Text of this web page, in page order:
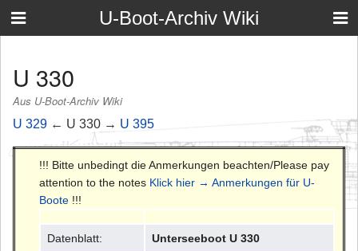
U-Boot-Archiv Wiki
U 330
Aus U-Boot-Archiv Wiki
U 329 ← U 330 → U 395
!!! Bitte unbedingt die Anmerkungen beachten/Please pay
attention to the notes Klick hier → Anmerkungen für U-
Boote !!!
Datenblatt: Unterseeboot U 330